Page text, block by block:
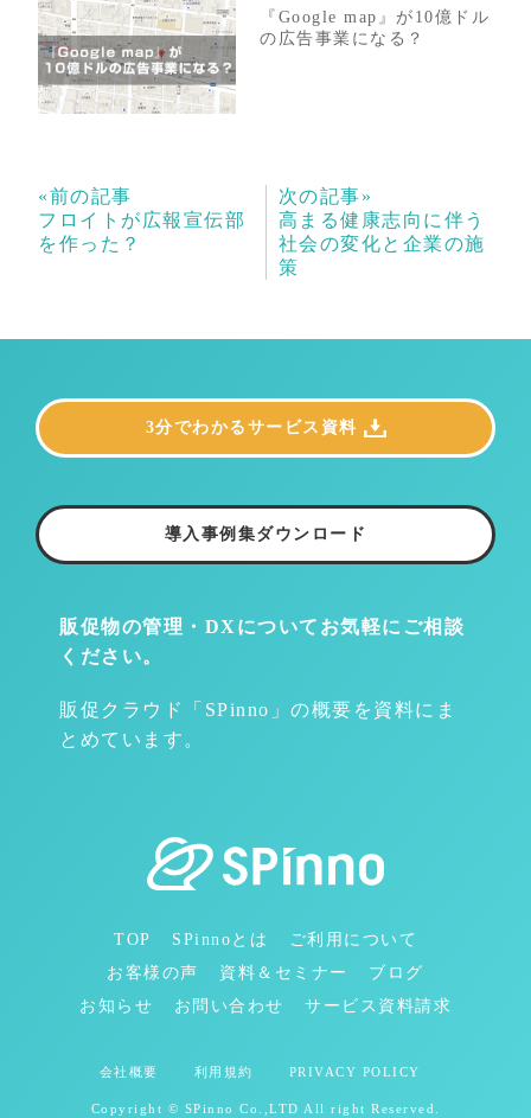
『Google map』が10億ドル
の広告事業になる？
«前の記事
フロイトが広報宣伝部
を作った？
次の記事»
高まる健康志向に伴う
社会の変化と企業の施
策
販促物の管理・DXについて お気軽にご相談
ください。
販促クラウド「SPinno」の概要を資料にま
とめています。
3分でわかるサービス資料
導入事例集ダウンロード
TOP SPinnoとは
ご利用について
お客様の声
資料＆セミナー
ブログ
お知らせ
お問い合わせ サービス資料請求
会社概要 利用規約 PRIVACY POLICY
Copyright © SPinno Co.,LTD All right Reserved.